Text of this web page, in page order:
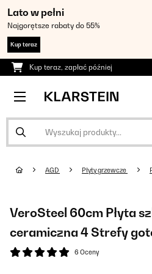
Lato w pełni
Najgorętsze rabaty do 55%
Kup teraz
Kup teraz, zapłać później
AGD Płyty grzewcze
VeroSteel 60cm Płyta
ceramiczna 4 Strefy
6 Oceny